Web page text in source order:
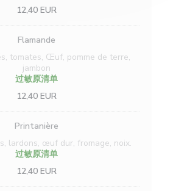
12,40 EUR
Flamande
tomates, Œuf, pomme de terre,
jambon
过敏原清单
12,40 EUR
Printanière
lardons, œuf dur, fromage, noix.
过敏原清单
12,40 EUR